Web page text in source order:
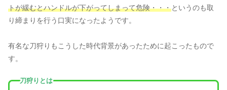
トが緩むとハンドルが下がってしまって危険・・・というのも取
り締まりを行う口実になったようです。
有名な刀狩りもこうした時代背景があったために起こったもので
す。
刀狩りとは